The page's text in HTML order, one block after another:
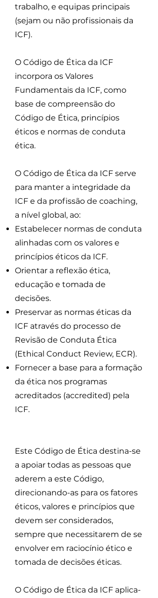
trabalho, e equipas principais
(sejam ou não profissionais da
ICF).
O Código de Ética da ICF
incorpora os Valores
Fundamentais da ICF, como
base de compreensão do
Código de Ética, princípios
éticos e normas de conduta
ética.
O Código de Ética da ICF serve
para manter a integridade da
ICF e da profissão de coaching,
a nível global, ao:
Estabelecer normas de conduta
alinhadas com os valores e
princípios éticos da ICF.
Orientar a reflexão ética,
educação e tomada de
decisões.
Preservar as normas éticas da
ICF através do processo de
Revisão de Conduta Ética
(Ethical Conduct Review, ECR).
Fornecer a base para a formação
da ética nos programas
acreditados (accredited) pela
ICF.
Este Código de Ética destina-se
a apoiar todas as pessoas que
aderem a este Código,
direcionando-as para os fatores
éticos, valores e princípios que
devem ser considerados,
sempre que necessitarem de se
envolver em raciocínio ético e
tomada de decisões éticas.
O Código de Ética da ICF aplica-